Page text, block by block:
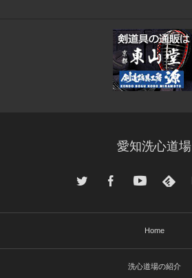
愛知洗心道場
Home
洗心道場の紹介